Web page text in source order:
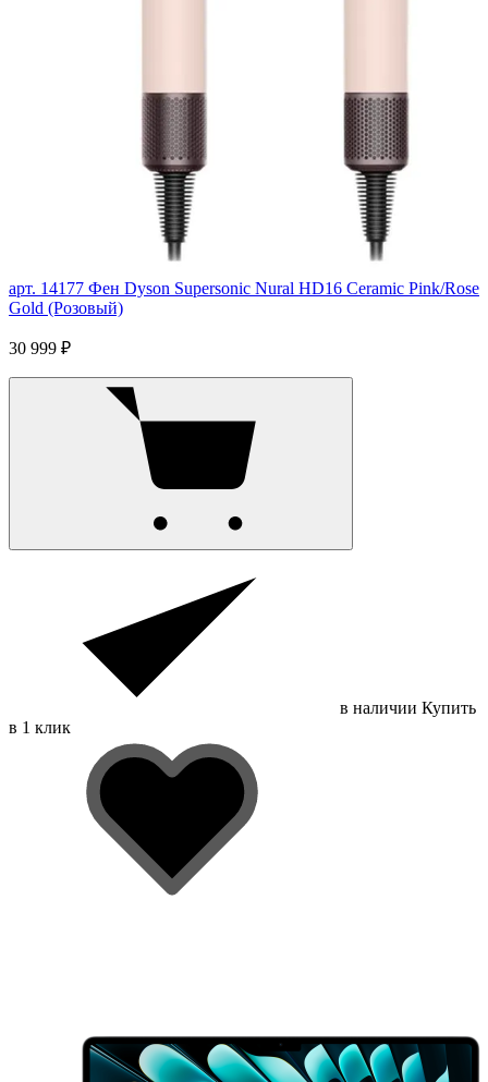
арт. 14177 Фен Dyson Supersonic Nural HD16 Ceramic Pink/Rose
Gold (Розовый)
30 999 ₽
в наличии Купить
в 1 клик